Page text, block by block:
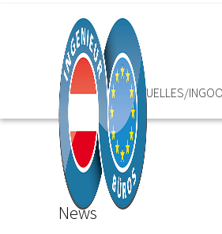
HOME AKTUELLES/INGOO
News